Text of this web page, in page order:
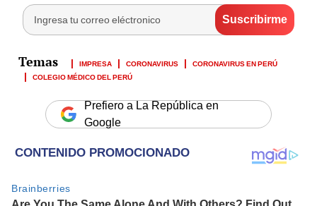
IMPRESA CORONAVIRUS
CORONAVIRUS EN PERÚ
COLEGIO MÉDICO DEL PERÚ
Prefiero a La República en
Google